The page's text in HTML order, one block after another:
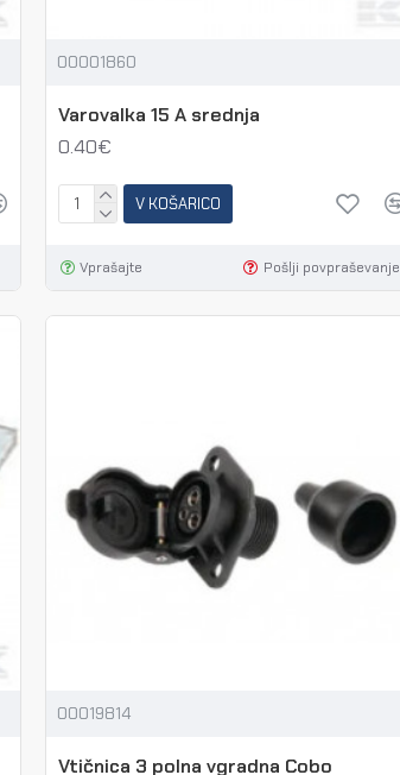
00001860
Varovalka 15 A srednja
0.40€
V KOŠARICO
Vprašajte Pošlji povpraševanje
00019814
Vtičnica 3 polna vgradna Cobo